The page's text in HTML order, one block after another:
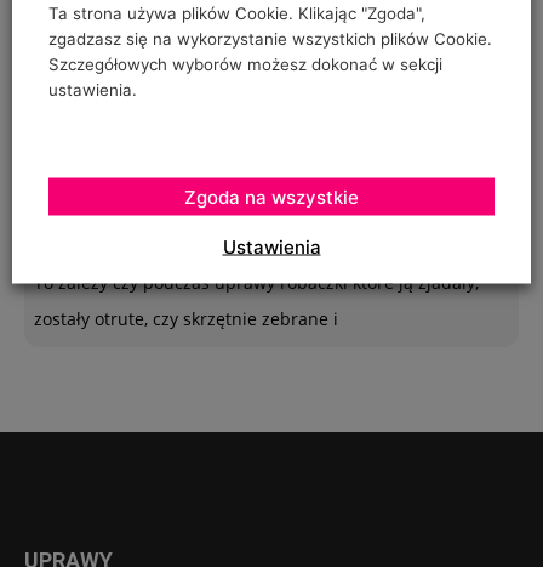
Poszukuję sposobu zabezpieczenia sznurków
polipropylenowych używanych w ubiegłym roku do
Żywność wegańska trafia już do ponad 1/3 Polaków
To zależy czy podczas uprawy robaczki które ją zjadały,
zostały otrute, czy skrzętnie zebrane i
UPRAWY
Ta strona używa plików Cookie. Klikając "Zgoda",
zgadzasz się na wykorzystanie wszystkich plików Cookie.
Szczegółowych wyborów możesz dokonać w sekcji
ustawienia.
Ustawienia
Zgoda na wszystkie